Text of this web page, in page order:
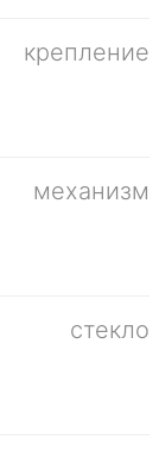
крепление
механизм
стекло